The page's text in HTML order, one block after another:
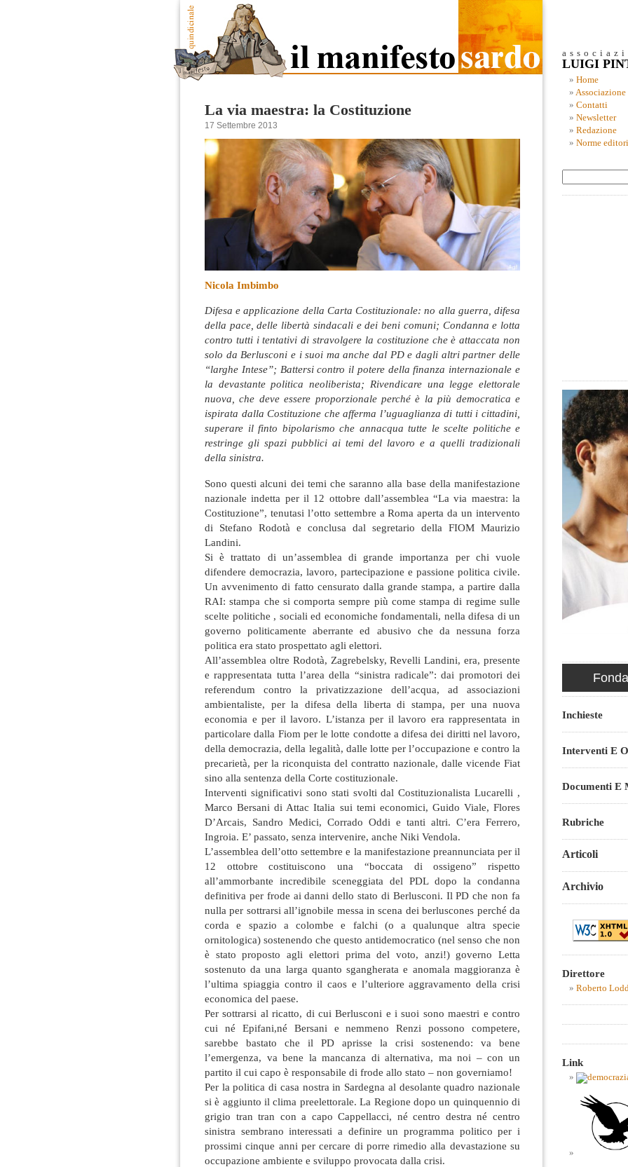
La via maestra: la Costituzione
17 Settembre 2013
Nicola Imbimbo
Difesa e applicazione della Carta Costituzionale: no alla guerra, difesa
della pace, delle libertà sindacali e dei beni comuni; Condanna e lotta
contro tutti i tentativi di stravolgere la costituzione che è attaccata non
solo da Berlusconi e i suoi ma anche dal PD e dagli altri partner delle
“larghe Intese”; Battersi contro il potere della finanza internazionale e
la devastante politica neoliberista; Rivendicare una legge elettorale
nuova, che deve essere proporzionale perché è la più democratica e
ispirata dalla Costituzione che afferma l’uguaglianza di tutti i cittadini,
superare il finto bipolarismo che annacqua tutte le scelte politiche e
restringe gli spazi pubblici ai temi del lavoro e a quelli tradizionali
della sinistra.
Sono questi alcuni dei temi che saranno alla base della manifestazione
nazionale indetta per il 12 ottobre dall’assemblea “La via maestra: la
Costituzione”, tenutasi l’otto settembre a Roma aperta da un intervento
di Stefano Rodotà e conclusa dal segretario della FIOM Maurizio
Landini.
Si è trattato di un’assemblea di grande importanza per chi vuole
difendere democrazia, lavoro, partecipazione e passione politica civile.
Un avvenimento di fatto censurato dalla grande stampa, a partire dalla
RAI: stampa che si comporta sempre più come stampa di regime sulle
scelte politiche , sociali ed economiche fondamentali, nella difesa di un
governo politicamente aberrante ed abusivo che da nessuna forza
politica era stato prospettato agli elettori.
All’assemblea oltre Rodotà, Zagrebelsky, Revelli Landini, era, presente
e rappresentata tutta l’area della “sinistra radicale”: dai promotori dei
referendum contro la privatizzazione dell’acqua, ad associazioni
ambientaliste, per la difesa della liberta di stampa, per una nuova
economia e per il lavoro. L’istanza per il lavoro era rappresentata in
particolare dalla Fiom per le lotte condotte a difesa dei diritti nel lavoro,
della democrazia, della legalità, dalle lotte per l’occupazione e contro la
precarietà, per la riconquista del contratto nazionale, dalle vicende Fiat
sino alla sentenza della Corte costituzionale.
Interventi significativi sono stati svolti dal Costituzionalista Lucarelli ,
Marco Bersani di Attac Italia sui temi economici, Guido Viale, Flores
D’Arcais, Sandro Medici, Corrado Oddi e tanti altri. C’era Ferrero,
Ingroia. E’ passato, senza intervenire, anche Niki Vendola.
L’assemblea dell’otto settembre e la manifestazione preannunciata per il
12 ottobre costituiscono una “boccata di ossigeno” rispetto
all’ammorbante incredibile sceneggiata del PDL dopo la condanna
definitiva per frode ai danni dello stato di Berlusconi. Il PD che non fa
nulla per sottrarsi all’ignobile messa in scena dei berluscones perché da
corda e spazio a colombe e falchi (o a qualunque altra specie
ornitologica) sostenendo che questo antidemocratico (nel senso che non
è stato proposto agli elettori prima del voto, anzi!) governo Letta
sostenuto da una larga quanto sgangherata e anomala maggioranza è
l’ultima spiaggia contro il caos e l’ulteriore aggravamento della crisi
economica del paese.
Per sottrarsi al ricatto, di cui Berlusconi e i suoi sono maestri e contro
cui né Epifani,né Bersani e nemmeno Renzi possono competere,
sarebbe bastato che il PD aprisse la crisi sostenendo: va bene
l’emergenza, va bene la mancanza di alternativa, ma noi – con un
partito il cui capo è responsabile di frode allo stato – non governiamo!
Per la politica di casa nostra in Sardegna al desolante quadro nazionale
si è aggiunto il clima preelettorale. La Regione dopo un quinquennio di
grigio tran tran con a capo Cappellacci, né centro destra né centro
sinistra sembrano interessati a definire un programma politico per i
prossimi cinque anni per cercare di porre rimedio alla devastazione su
occupazione ambiente e sviluppo provocata dalla crisi.
LUIGI
Home
Associazione
Contatti
Newsletter
Redazione
Norme
Inchieste
Interventi E
Documenti E
Rubriche
Articoli
Archivio
Direttore
Roberto
Link